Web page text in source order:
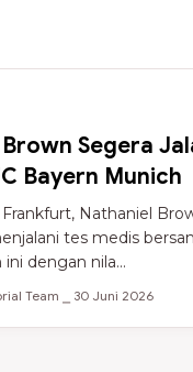
Segera
Bayern Munich
Nathaniel
tes medis
dengan nila...
Team ⎯ 30 Juni 2026